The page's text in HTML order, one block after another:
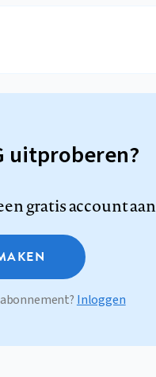
uitproberen?
gratis account aan
Inloggen